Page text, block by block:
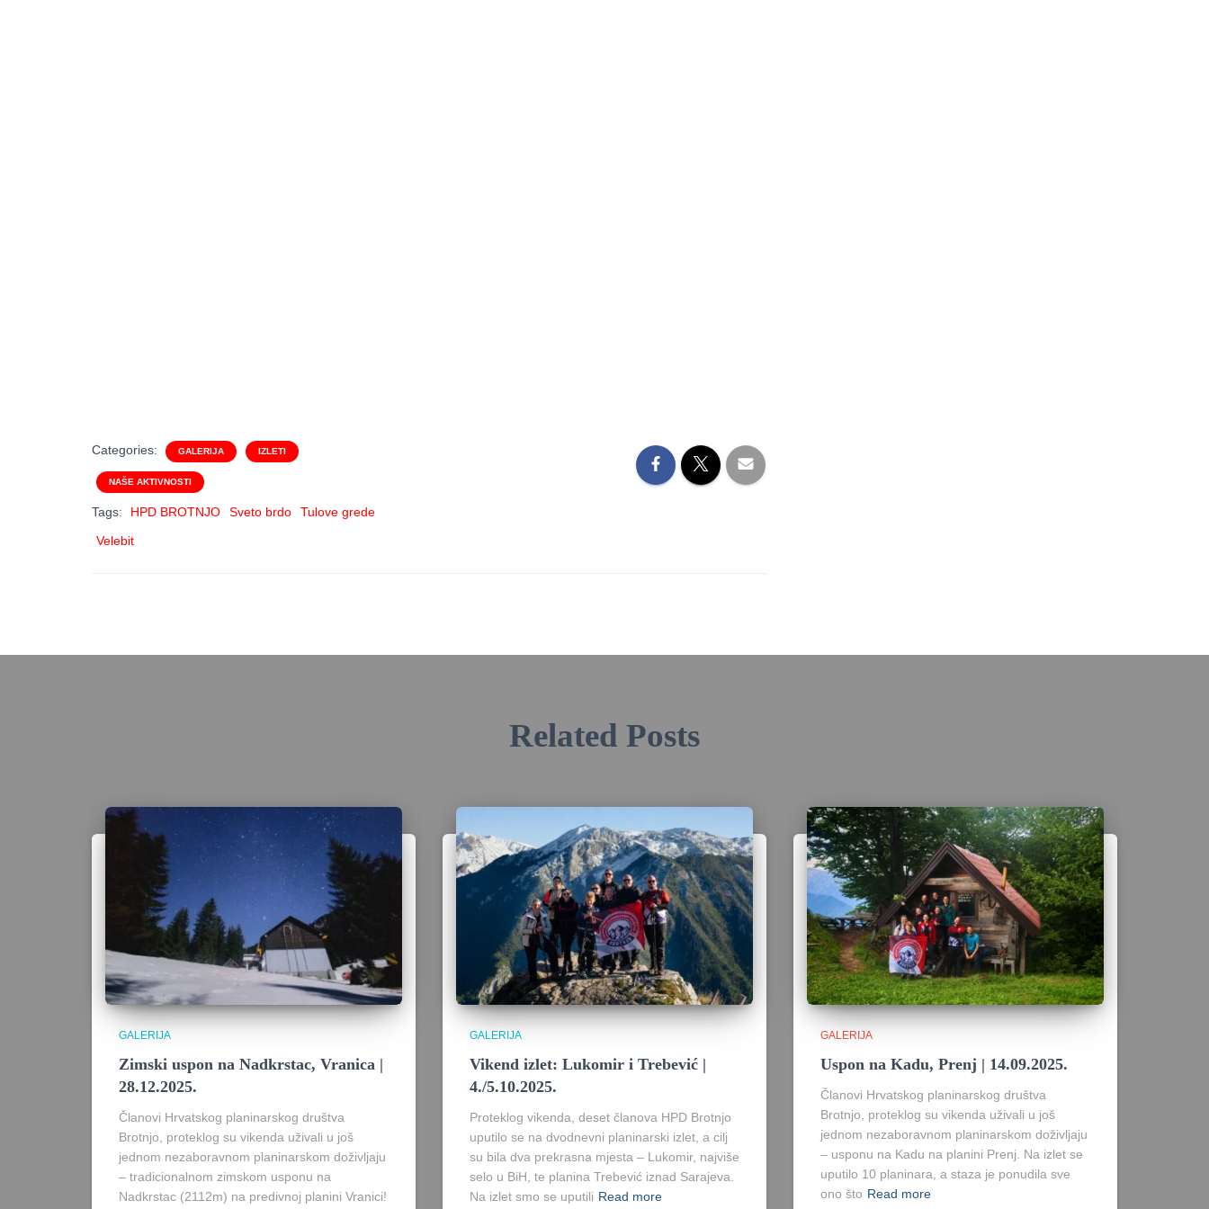
Categories: GALERIJA IZLETI
NAŠE AKTIVNOSTI
Tags: HPD BROTNJO Sveto brdo
Tulove grede
Velebit
Related Posts
GALERIJA
Zimski uspon na Nadkrstac, Vranica |
28.12.2025.
Članovi Hrvatskog planinarskog društva
Brotnjo, proteklog su vikenda uživali u još
jednom nezaboravnom planinarskom doživljaju
– tradicionalnom zimskom usponu na
Nadkrstac (2112m) na predivnoj planini Vranici!
GALERIJA
Vikend izlet: Lukomir i Trebević |
4./5.10.2025.
Proteklog vikenda, deset članova HPD Brotnjo
uputilo se na dvodnevni planinarski izlet, a cilj
su bila dva prekrasna mjesta – Lukomir, najviše
selo u BiH, te planina Trebević iznad Sarajeva.
Na izlet smo se uputili Read more
GALERIJA
Uspon na Kadu, Prenj | 14.09.2025.
Članovi Hrvatskog planinarskog društva
Brotnjo, proteklog su vikenda uživali u još
jednom nezaboravnom planinarskom doživljaju
– usponu na Kadu na planini Prenj. Na izlet se
uputilo 10 planinara, a staza je ponudila sve
ono što Read more